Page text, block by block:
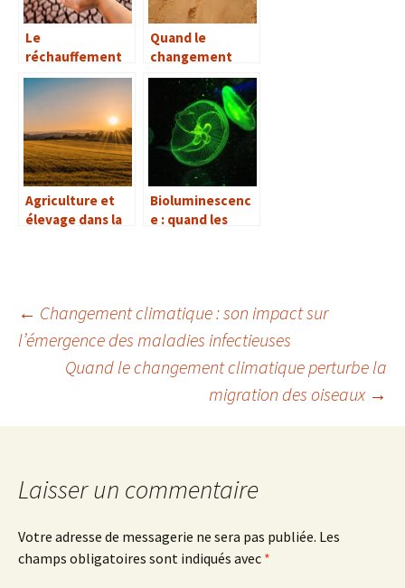
Le
réchauffement
climatique va-t-
il assécher le sol
et le sous-sol ?
Quand le
changement
climatique
perturbe la
migration des
oiseaux
Agriculture et
élevage dans la
Bioluminescenc
e : quand les
Navigation
des
articles
← Changement climatique : son impact sur
l’émergence des maladies infectieuses
Quand le changement climatique perturbe la
migration des oiseaux →
Laisser un commentaire
Votre adresse de messagerie ne sera pas publiée. Les
champs obligatoires sont indiqués avec *